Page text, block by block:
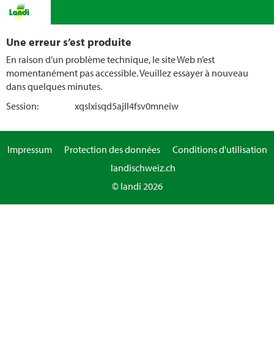
Une erreur s’est produite
En raison d’un problème technique, le site Web n’est
momentanément pas accessible. Veuillez essayer à nouveau
dans quelques minutes.
Session:
xqslxisqd5ajll4fsv0mneiw
Impressum Protection des données
Conditions d'utilisation
landischweiz.ch
© landi 2026